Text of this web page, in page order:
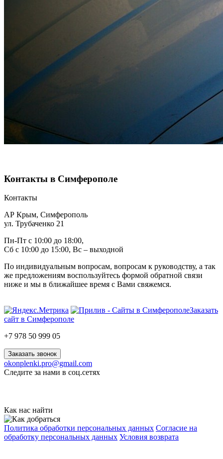
Контакты в Симферополе
Контакты
АР Крым, Симферополь
ул. Трубаченко 21
Пн-Пт с 10:00 до 18:00,
Сб с 10:00 до 15:00, Вс – выходной
По индивидуальным вопросам, вопросам к руководству, а так
же предложениям воспользуйтесь формой обратной связи
ниже и мы в ближайшее время с Вами свяжемся.
Заказать
сайт в Симферополе
+7 978 50 999 05
Заказать звонок
okonplenki.pro@gmail.com
Следите за нами в соц.сетях
Как нас найти
Политика обработки персональных данных Согласие на
обработку персональных данных Условия возврата